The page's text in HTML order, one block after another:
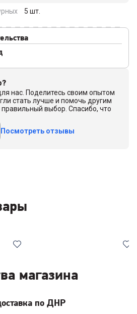
5 шт.
нас. Поделитесь своим опытом
стать лучше и помочь другим
выбор. Спасибо, что
Посмотреть отзывы
магазина
по ДНР